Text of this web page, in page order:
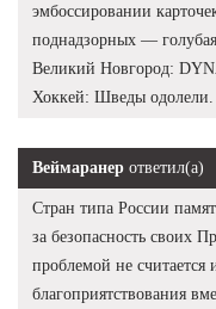
эмбоссировании
поднадзорных —
Великий Новгород:
Хоккей: Шведы одолели.
Веймаранер ответил(а)
Стран типа России
за безопасность своих
проблемой не
благоприятствования